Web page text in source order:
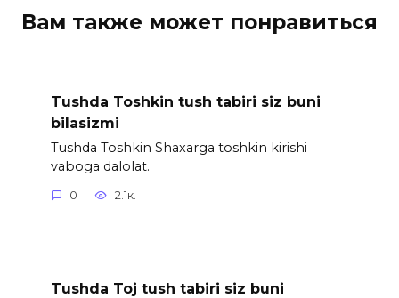
Вам также может понравиться
Tushda Toshkin tush tabiri siz buni
bilasizmi
Tushda Toshkin Shaxarga toshkin kirishi
vaboga dalolat.
0 2.1к.
Tushda Toj tush tabiri siz buni